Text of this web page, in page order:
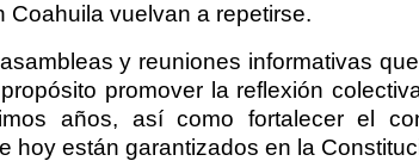
vuelvan a repetirse.
y reuniones informativas
promover la reflexión
años, así como fortalecer el
hoy están garantizados en la